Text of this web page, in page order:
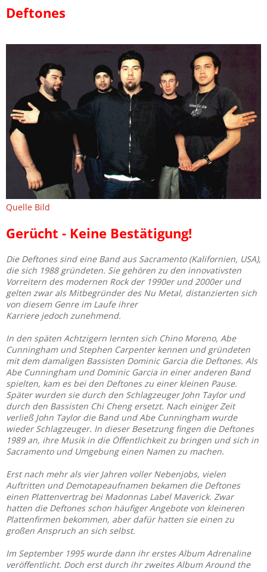
Deftones
Quelle Bild
Gerücht - Keine Bestätigung!
Die Deftones sind eine Band aus Sacramento (Kalifornien, USA),
die sich 1988 gründeten. Sie gehören zu den innovativsten
Vorreitern des modernen Rock der 1990er und 2000er und
gelten zwar als Mitbegründer des Nu Metal, distanzierten sich
von diesem Genre im Laufe ihrer
Karriere jedoch zunehmend.
In den späten Achtzigern lernten sich Chino Moreno, Abe
Cunningham und Stephen Carpenter kennen und gründeten
mit dem damaligen Bassisten Dominic Garcia die Deftones. Als
Abe Cunningham und Dominic Garcia in einer anderen Band
spielten, kam es bei den Deftones zu einer kleinen Pause.
Später wurden sie durch den Schlagzeuger John Taylor und
durch den Bassisten Chi Cheng ersetzt. Nach einiger Zeit
verließ John Taylor die Band und Abe Cunningham wurde
wieder Schlagzeuger. In dieser Besetzung fingen die Deftones
1989 an, ihre Musik in die Öffentlichkeit zu bringen und sich in
Sacramento und Umgebung einen Namen zu machen.
Erst nach mehr als vier Jahren voller Nebenjobs, vielen
Auftritten und Demotapeaufnamen bekamen die Deftones
einen Plattenvertrag bei Madonnas Label Maverick. Zwar
hatten die Deftones schon häufiger Angebote von kleineren
Plattenfirmen bekommen, aber dafür hatten sie einen zu
großen Anspruch an sich selbst.
Im September 1995 wurde dann ihr erstes Album Adrenaline
veröffentlicht. Doch erst durch ihr zweites Album Around the